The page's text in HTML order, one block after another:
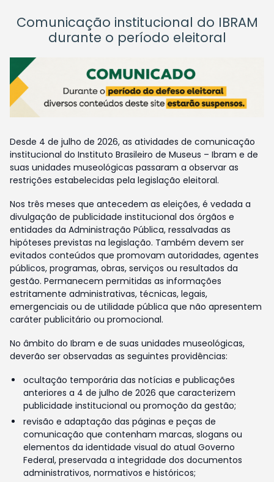
Comunicação institucional do IBRAM
durante o período eleitoral
Desde 4 de julho de 2026, as atividades de comunicação
institucional do Instituto Brasileiro de Museus – Ibram e de
suas unidades museológicas passaram a observar as
restrições estabelecidas pela legislação eleitoral.
Nos três meses que antecedem as eleições, é vedada a
divulgação de publicidade institucional dos órgãos e
entidades da Administração Pública, ressalvadas as
hipóteses previstas na legislação. Também devem ser
evitados conteúdos que promovam autoridades, agentes
públicos, programas, obras, serviços ou resultados da
gestão. Permanecem permitidas as informações
estritamente administrativas, técnicas, legais,
emergenciais ou de utilidade pública que não apresentem
caráter publicitário ou promocional.
No âmbito do Ibram e de suas unidades museológicas,
deverão ser observadas as seguintes providências:
ocultação temporária das notícias e publicações
anteriores a 4 de julho de 2026 que caracterizem
publicidade institucional ou promoção da gestão;
revisão e adaptação das páginas e peças de
comunicação que contenham marcas, slogans ou
elementos da identidade visual do atual Governo
Federal, preservada a integridade dos documentos
administrativos, normativos e históricos;